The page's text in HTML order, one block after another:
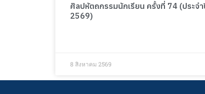
ศิลปหัตถกรรมนักเรียน ครั้งที่ 74 (ประจำ
2569)
8 สิงหาคม 2569